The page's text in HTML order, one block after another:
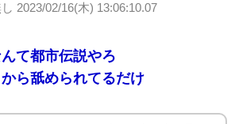
2023/02/16(木) 13:06:10.07
て都市伝説やろ
ら舐められてるだけ